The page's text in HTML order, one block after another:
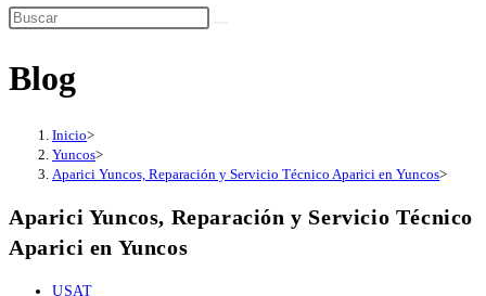
Blog
Inicio>
Yuncos>
Aparici Yuncos, Reparación y Servicio Técnico Aparici en Yuncos>
Aparici Yuncos, Reparación y Servicio Técnico
Aparici en Yuncos
Autor
USAT